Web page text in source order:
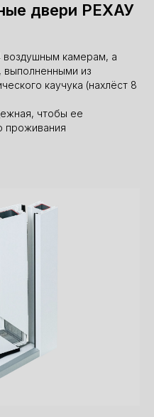
двери РЕХАУ
воздушным камерам, а
выполненными из
каучука (нахлёст 8
чтобы ее
проживания